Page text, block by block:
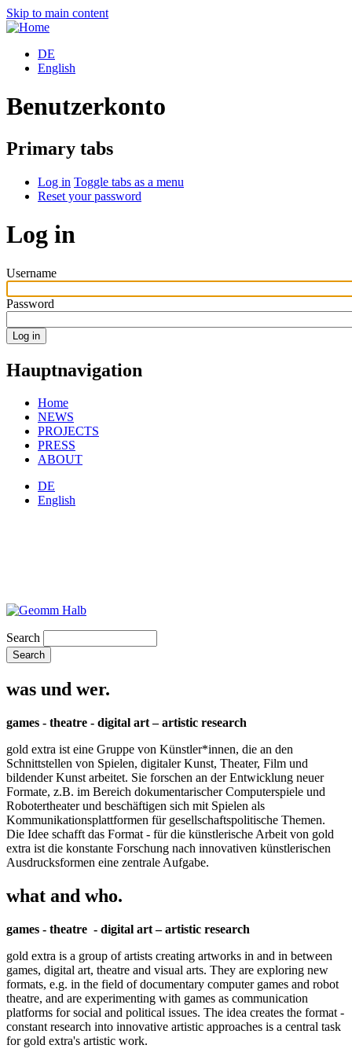
Skip to main content
DE
English
Benutzerkonto
Primary tabs
Log in Toggle tabs as a menu
Reset your password
Log in
Username
Password
Hauptnavigation
Home
NEWS
PROJECTS
PRESS
ABOUT
DE
English
Search
was und wer.
games - theatre - digital art – artistic research
gold extra ist eine Gruppe von Künstler*innen, die an den
Schnittstellen von Spielen, digitaler Kunst, Theater, Film und
bildender Kunst arbeitet. Sie forschen an der Entwicklung neuer
Formate, z.B. im Bereich dokumentarischer Computerspiele und
Robotertheater und beschäftigen sich mit Spielen als
Kommunikationsplattformen für gesellschaftspolitische Themen.
Die Idee schafft das Format - für die künstlerische Arbeit von gold
extra ist die konstante Forschung nach innovativen künstlerischen
Ausdrucksformen eine zentrale Aufgabe.
what and who.
games - theatre - digital art – artistic research
gold extra is a group of artists creating artworks in and in between
games, digital art, theatre and visual arts. They are exploring new
formats, e.g. in the field of documentary computer games and robot
theatre, and are experimenting with games as communication
platforms for social and political issues. The idea creates the format -
constant research into innovative artistic approaches is a central task
for gold extra's artistic work.